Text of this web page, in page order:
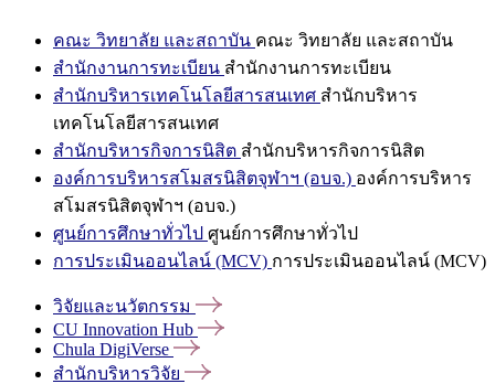
คณะ วิทยาลัย และสถาบัน คณะ วิทยาลัย และสถาบัน
สำนักงานการทะเบียน สำนักงานการทะเบียน
สำนักบริหารเทคโนโลยีสารสนเทศ สำนักบริหาร
เทคโนโลยีสารสนเทศ
สำนักบริหารกิจการนิสิต สำนักบริหารกิจการนิสิต
องค์การบริหารสโมสรนิสิตจุฬาฯ (อบจ.) องค์การบริหาร
สโมสรนิสิตจุฬาฯ (อบจ.)
ศูนย์การศึกษาทั่วไป ศูนย์การศึกษาทั่วไป
การประเมินออนไลน์ (MCV) การประเมินออนไลน์ (MCV)
วิจัยและนวัตกรรม
CU Innovation Hub
Chula DigiVerse
สำนักบริหารวิจัย